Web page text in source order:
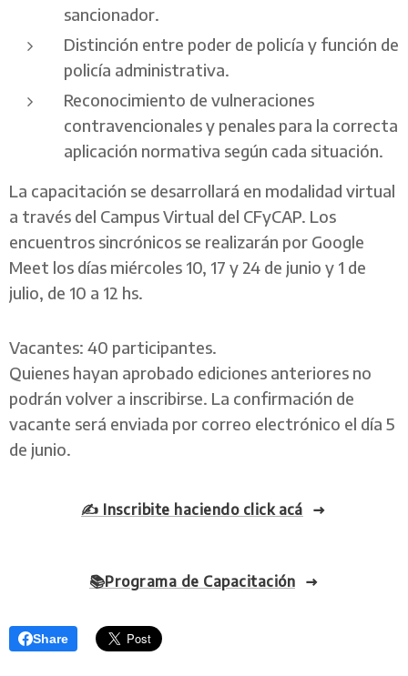
sancionador.
Distinción entre poder de policía y función de
policía administrativa.
Reconocimiento de vulneraciones
contravencionales y penales para la correcta
aplicación normativa según cada situación.
La capacitación se desarrollará en modalidad virtual
a través del Campus Virtual del CFyCAP. Los
encuentros sincrónicos se realizarán por Google
Meet los días miércoles 10, 17 y 24 de junio y 1 de
julio, de 10 a 12 hs.
Vacantes: 40 participantes.
Quienes hayan aprobado ediciones anteriores no
podrán volver a inscribirse. La confirmación de
vacante será enviada por correo electrónico el día 5
de junio.
✍️ Inscribite haciendo click acá
📚Programa de Capacitación
Share